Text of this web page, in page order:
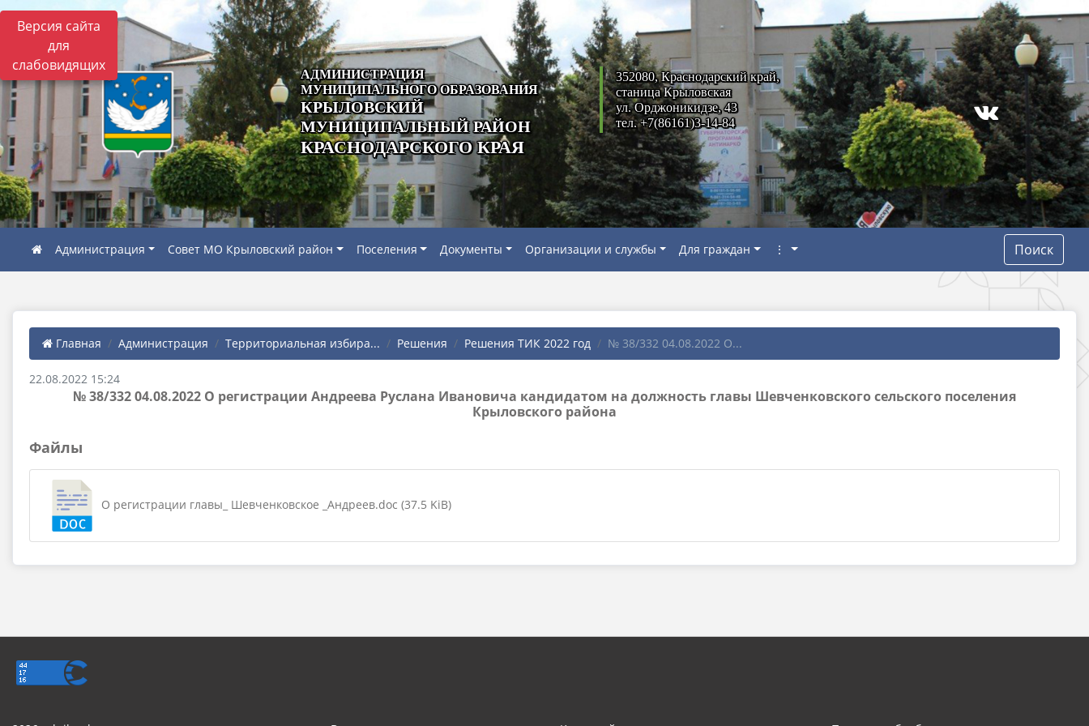
Версия сайта
для
слабовидящих
АДМИНИСТРАЦИЯ
МУНИЦИПАЛЬНОГО ОБРАЗОВАНИЯ
КРЫЛОВСКИЙ
МУНИЦИПАЛЬНЫЙ РАЙОН
КРАСНОДАРСКОГО КРАЯ
352080, Краснодарский край,
станица Крыловская
ул. Орджоникидзе, 43
тел. +7(86161)3-14-84
Администрация Совет МО Крыловский район Поселения Документы Организации и службы Для граждан ⋮ Поиск
Главная Администрация Территориальная избира... Решения Решения ТИК 2022 год № 38/332 04.08.2022 О...
22.08.2022 15:24
№ 38/332 04.08.2022 О регистрации Андреева Руслана Ивановича кандидатом на должность главы Шевченковского сельского поселения
Крыловского района
Файлы
О регистрации главы_ Шевченковское _Андреев.doc (37.5 KiB)